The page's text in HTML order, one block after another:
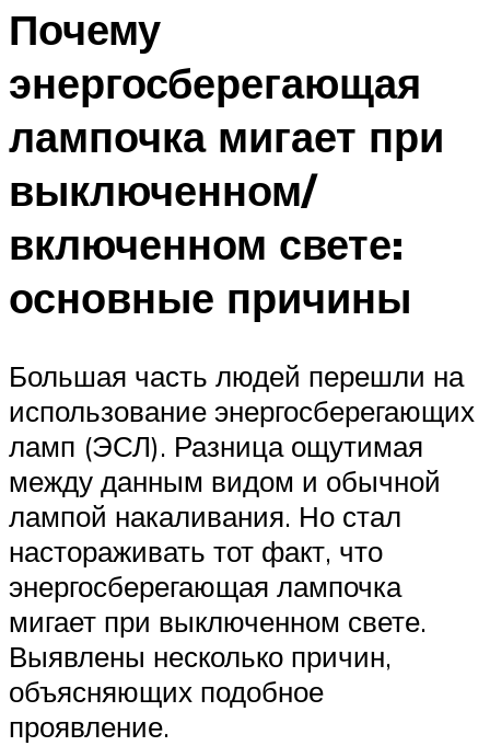
Почему
энергосберегающая
лампочка мигает при
выключенном/
включенном свете:
основные причины
Большая часть людей перешли на
использование энергосберегающих
ламп (ЭСЛ). Разница ощутимая
между данным видом и обычной
лампой накаливания. Но стал
настораживать тот факт, что
энергосберегающая лампочка
мигает при выключенном свете.
Выявлены несколько причин,
объясняющих подобное
проявление.